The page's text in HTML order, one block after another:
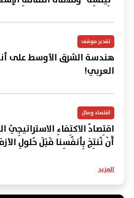
تقدير موقف
هندسة الشرق الأوسط على
العربي!
اقتصاد ومال
اقتِصادُ الاكتِفاءِ الاستراتيجِيِّ
أَنْ نُنتِجَ بِأنفُسِنا قَبْلَ حُلولِ
المزيد